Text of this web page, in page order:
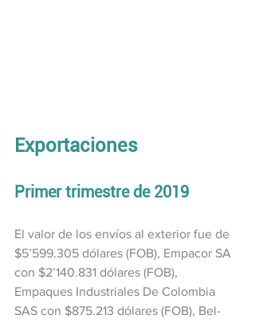
Exportaciones
Primer trimestre de 2019
El valor de los envíos al exterior fue de
$5’599.305 dólares (FOB), Empacor SA
con $2’140.831 dólares (FOB),
Empaques Industriales De Colombia
SAS con $875.213 dólares (FOB), Bel-